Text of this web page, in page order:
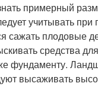
примерный
учитывать при
сажать плодовые
средства
фундаменту.
высаживать